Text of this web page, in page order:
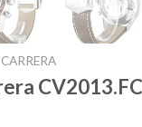
CARRERA